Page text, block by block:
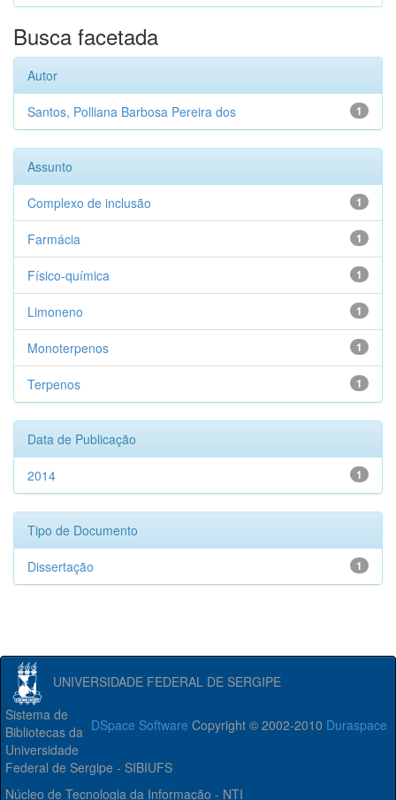
Busca facetada
Autor
1
Santos, Polliana Barbosa Pereira dos
Assunto
1
Complexo de inclusão
1
Farmácia
1
Físico-química
1
Limoneno
1
Monoterpenos
1
Terpenos
Data de Publicação
1
2014
Tipo de Documento
1
Dissertação
UNIVERSIDADE FEDERAL DE SERGIPE
DSpace Software Copyright © 2002-2010 Duraspace
Sistema de
Bibliotecas da
Universidade
Federal de Sergipe - SIBIUFS
Núcleo de Tecnologia da Informação - NTI